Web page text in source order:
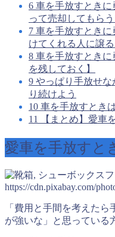
6 車を手放すとき
って売却してもらう
7 車を手放すとき
けてくれる人に譲る
8 車を手放すとき
を残しておく】
9 やっぱり手放せ
り続けよう
10 車を手放すとき
11 【まとめ】愛車
愛車を手放すと
https://cdn.pixabay.com/
「費用と手間を考えた
が強いな」と思っている